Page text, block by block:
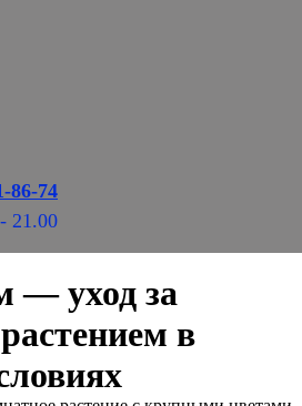
86-74
21.00
— уход за
в